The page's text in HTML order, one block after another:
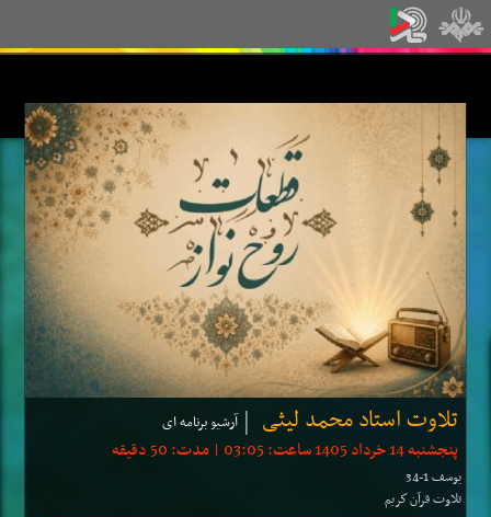
تلاوت استاد محمد لیثی آرشیو برنامه ای
پنجشنبه 14 خرداد 1405 ساعت: 03:05 | مدت: 50 دقیقه
یوسف 1-34
تلاوت قرآن كریم